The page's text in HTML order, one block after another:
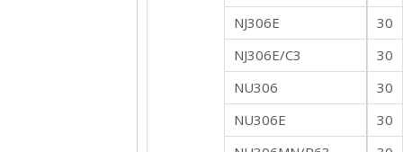
NJ306E
30
NJ306E/C3
30
NU306
30
NU306E
30